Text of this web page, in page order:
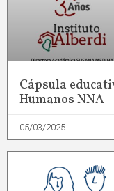
Cápsula
Humanos NNA
05/03/2025